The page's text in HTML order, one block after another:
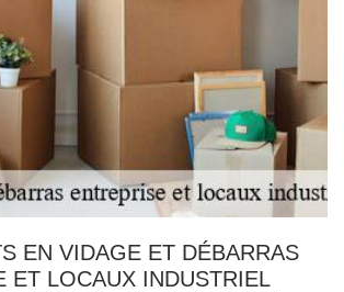
EN VIDAGE ET DÉBARRAS
ET LOCAUX INDUSTRIEL